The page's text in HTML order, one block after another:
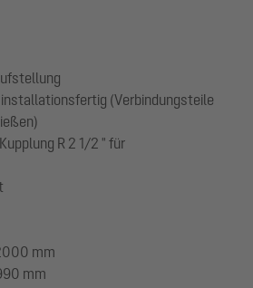
(Verbindungsteile
R 2 1/2 " für
mm
mm